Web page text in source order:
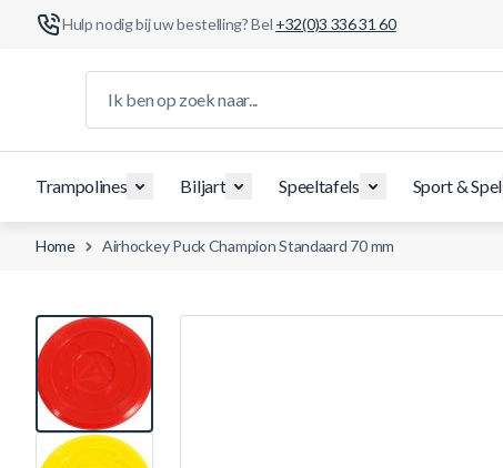
Hulp nodig bij uw bestelling? Bel +32(0)3 336 31 60
Trampolines Biljart Speeltafels Sport & Spel
Home Airhockey Puck Champion Standaard 70 mm
View larger image
View larger image